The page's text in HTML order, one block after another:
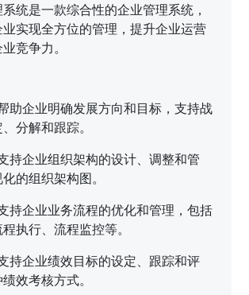
统是一款综合性的企业管理系统，
实现全方位的管理，提升企业运营
竞争力。
助企业明确发展方向和目标，支持战
分解和跟踪。
持企业组织架构的设计、调整和管
的组织架构图。
持企业业务流程的优化和管理，包括
执行、流程监控等。
持企业绩效目标的设定、跟踪和评
效考核方式。